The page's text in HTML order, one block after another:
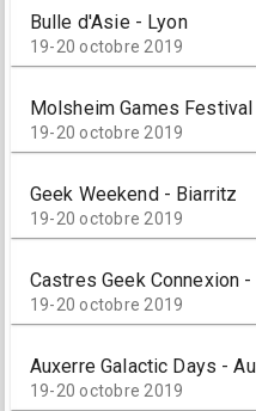
Bulle d'Asie - Lyon
19-20 octobre 2019
Molsheim Games
19-20 octobre 2019
Geek Weekend - Biarritz
19-20 octobre 2019
Castres Geek Connexion - Castres
19-20 octobre 2019
Auxerre Galactic Days -
19-20 octobre 2019